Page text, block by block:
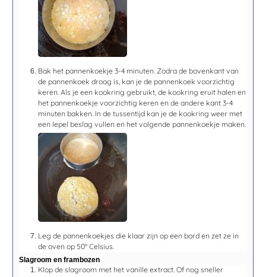
Bak het pannenkoekje3-4 minuten. Zodra de bovenkant van
de pannenkoek droog is, kan je de pannenkoek voorzichtig
keren. Als je een kookring gebruikt, de kookring eruit halen en
het pannenkoekje voorzichtig keren en de andere kant3-4
minuten bakken. In de tussentijd kan je de kookring weer met
een lepel beslag vullen en het volgende pannenkoekje maken.
Leg de pannenkoekjes die klaar zijn op een bord en zet ze in
de oven op 50° Celsius.
Slagroom en frambozen
Klop de slagroom met het vanille extract. Of nog sneller